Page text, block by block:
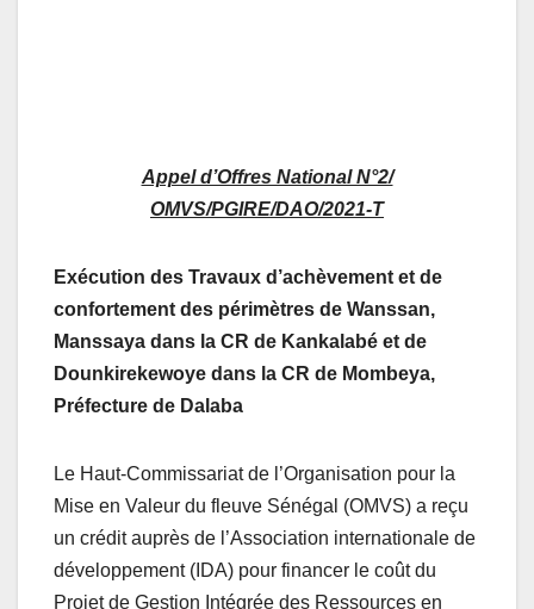
Appel d’Offres National N°2/
OMVS/PGIRE/DAO/2021-T
Exécution des Travaux d’achèvement et de
confortement des périmètres de Wanssan,
Manssaya dans la CR de Kankalabé et de
Dounkirekewoye dans la CR de Mombeya,
Préfecture de Dalaba
Le Haut-Commissariat de l’Organisation pour la
Mise en Valeur du fleuve Sénégal (OMVS) a reçu
un crédit auprès de l’Association internationale de
développement (IDA) pour financer le coût du
Projet de Gestion Intégrée des Ressources en